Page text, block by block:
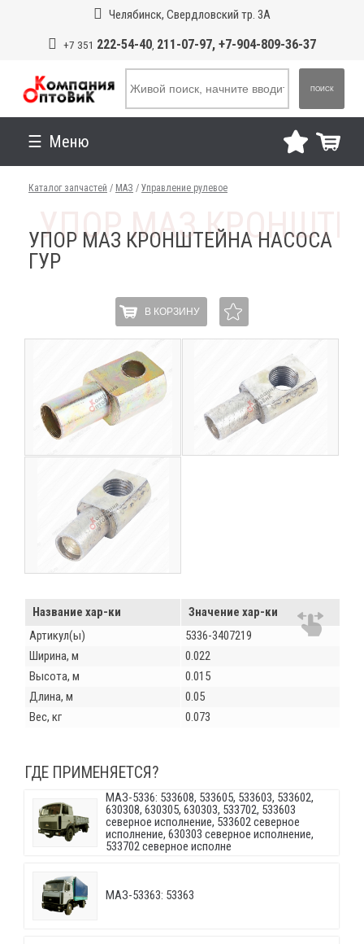
Челябинск, Свердловский тр. 3А
+7 351 222-54-40, 211-07-97, +7-904-809-36-37
ПОИСК
Меню
Каталог запчастей / МАЗ / Управление рулевое
УПОР МАЗ КРОНШТЕЙНА НАСОСА
ГУР
В КОРЗИНУ
Название хар-ки
Значение хар-ки
Артикул(ы)
5336-3407219
Ширина, м
0.022
Высота, м
0.015
Длина, м
0.05
Вес, кг
0.073
ГДЕ ПРИМЕНЯЕТСЯ?
МАЗ-5336: 533608, 533605, 533603, 533602,
630308, 630305, 630303, 533702, 533603
северное исполнение, 533602 северное
исполнение, 630303 северное исполнение,
533702 северное исполне
МАЗ-53363: 53363